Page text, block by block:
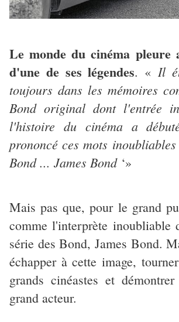
Le monde du cinéma pleure
d'une de ses légendes. « Il
toujours dans les mémoires
Bond original dont l'entrée
l'histoire du cinéma a
prononcé ces mots
Bond ... James Bond‘»
Mais pas que, pour le grand
comme l'interprète inoubliable
série des Bond, James Bond.
échapper à cette image,
grands cinéastes et
grand acteur.